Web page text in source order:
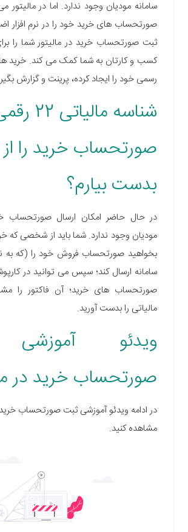
سامانه مودیان وجود ندارد. اما در مالیتور
صورتحساب های خرید خود را در نرم افزار
ثبت صورتحساب خرید در مالیتور شما را
کسب و کارتان به شما کمک می کند. خرید
رسمی خود را ایجاد کرده، پرینت و گزارش
شناسه مالیاتی
صورتحساب خرید را
بدست بیارم؟
در حال حاضر امکان ارسال صورتحساب
مودیان وجود ندارد. شما باید از شخصی که
بخواهید صورتحساب فروش خود را (که به
سامانه ارسال کند؛ سپس می توانید در
صورتحساب های خرید؛ آن فاکتور را
مالیاتی را بدست آورید.
ویدئو
صورتحساب خرید در
در ادامه ویدئو آموزشی ثبت صورتحساب خرید
مشاهده کنید.